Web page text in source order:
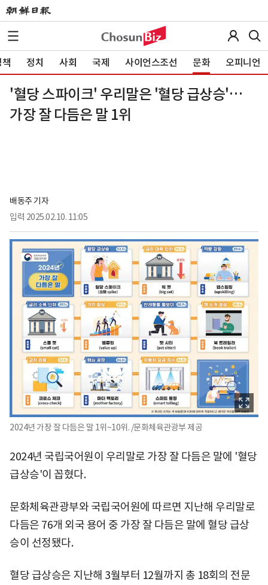
정치 사회 국제 사이언스조선 문화 오피니언
'혈당 스파이크' 우리말은 '혈당 급상승'…
가장 잘 다듬은 말 1위
배동주 기자
입력 2025.02.10. 11:05
2024년 가장 잘 다듬은 말 1위~10위. /문화체육관광부 제공
2024년 국립국어원이 우리말로 가장 잘 다듬은 말에 '혈당
급상승'이 꼽혔다.
문화체육관광부와 국립국어원에 따르면 지난해 우리말로
다듬은 76개 외국 용어 중 가장 잘 다듬은 말에 혈당 급상
승이 선정됐다.
혈당 급상승은 지난해 3월부터 12월까지 총 18회의 전문